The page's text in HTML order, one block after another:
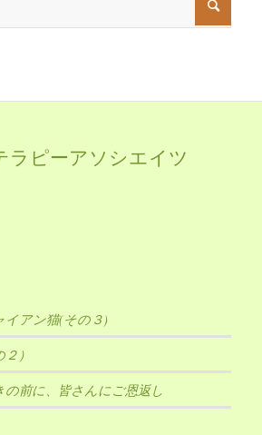
ラピーアソシエイツ
イアン猫(その３)
）
前に、皆さんにご恩返し